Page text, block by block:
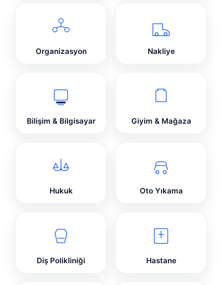
Organizasyon Nakliye
Bilişim & Bilgisayar Giyim & Mağaza
Hukuk Oto Yıkama
Diş Polikliniği Hastane